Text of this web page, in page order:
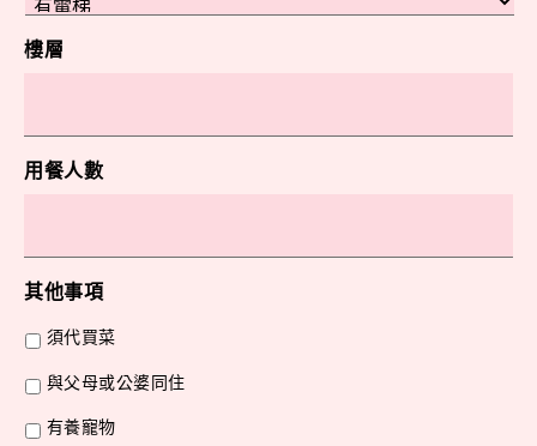
樓層
用餐人數
其他事項
須代買菜
與父母或公婆同住
有養寵物